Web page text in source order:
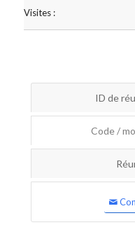
Visites :
ID de
Code /